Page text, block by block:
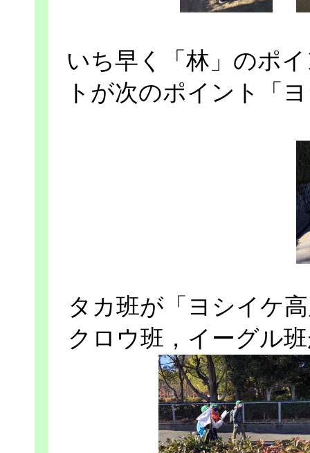
いち早く「林」のポ
トが次のポイント「
タカ班が「ヨシイケ
クロウ班，イーグル